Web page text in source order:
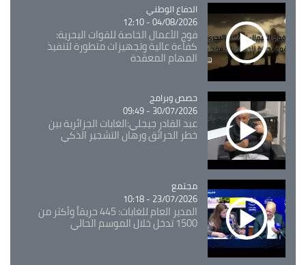
Catégorie
الدفاع الوطني
04/08/2026 - 12:10
فوج الأعمال الخاصة للقوات البحرية:
كفاءة عالية وتجهيزات متطورة لتنفيذ
المهام المعقدة
Catégorie
حصص وبرامج
30/07/2026 - 09:49
عبد القادر جيجلي:الغابات الجزائرية بين
خطر الحرائق ورهان التشجير الذكي
Catégorie
مجتمع
23/07/2026 - 10:18
المدير العام للغابات: 445 حريقاً وأكثر من
1500 تدخل خلال الموسم الحالي